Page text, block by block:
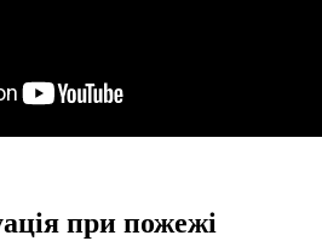
при пожежі